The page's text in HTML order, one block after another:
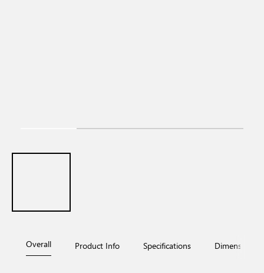
Overall Product Info Specifications Dimensions